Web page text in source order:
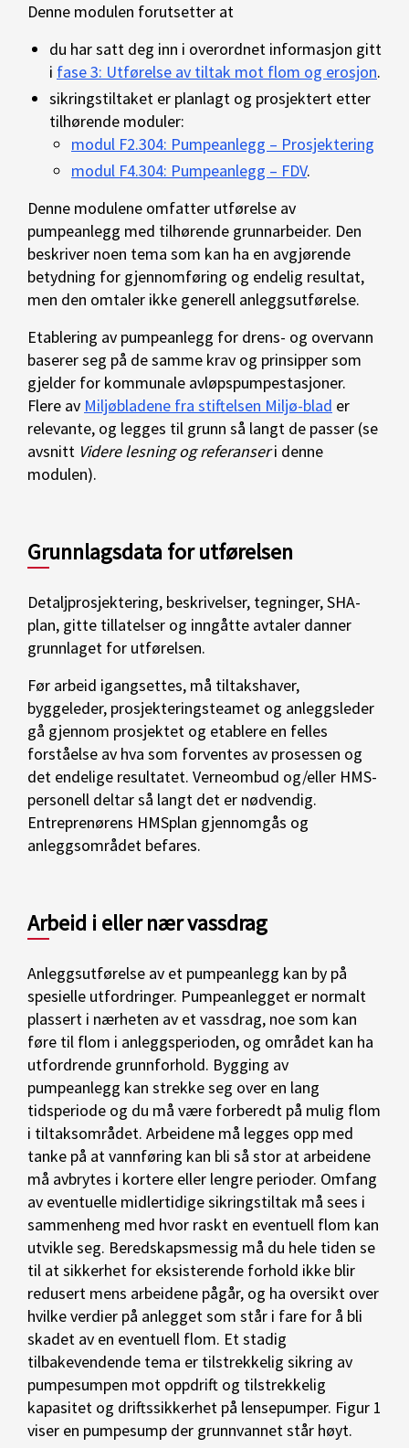
Denne modulen forutsetter at
du har satt deg inn i overordnet informasjon gitt
i fase 3: Utførelse av tiltak mot flom og erosjon.
sikringstiltaket er planlagt og prosjektert etter
tilhørende moduler:
modul F2.304: Pumpeanlegg – Prosjektering
modul F4.304: Pumpeanlegg – FDV.
Denne modulene omfatter utførelse av
pumpeanlegg med tilhørende grunnarbeider. Den
beskriver noen tema som kan ha en avgjørende
betydning for gjennomføring og endelig resultat,
men den omtaler ikke generell anleggsutførelse.
Etablering av pumpeanlegg for drens- og overvann
baserer seg på de samme krav og prinsipper som
gjelder for kommunale avløpspumpestasjoner.
Flere av Miljøbladene fra stiftelsen Miljø-blad er
relevante, og legges til grunn så langt de passer (se
avsnitt Videre lesning og referanseri denne
modulen).
Grunnlagsdata for utførelsen
Detaljprosjektering, beskrivelser, tegninger, SHA-
plan, gitte tillatelser og inngåtte avtaler danner
grunnlaget for utførelsen.
Før arbeid igangsettes, må tiltakshaver,
byggeleder, prosjekteringsteamet og anleggsleder
gå gjennom prosjektet og etablere en felles
forståelse av hva som forventes av prosessen og
det endelige resultatet. Verneombud og/eller HMS-
personell deltar så langt det er nødvendig.
Entreprenørens HMSplan gjennomgås og
anleggsområdet befares.
Arbeid i eller nær vassdrag
Anleggsutførelse av et pumpeanlegg kan by på
spesielle utfordringer. Pumpeanlegget er normalt
plassert i nærheten av et vassdrag, noe som kan
føre til flom i anleggsperioden, og området kan ha
utfordrende grunnforhold. Bygging av
pumpeanlegg kan strekke seg over en lang
tidsperiode og du må være forberedt på mulig flom
i tiltaksområdet. Arbeidene må legges opp med
tanke på at vannføring kan bli så stor at arbeidene
må avbrytes i kortere eller lengre perioder. Omfang
av eventuelle midlertidige sikringstiltak må sees i
sammenheng med hvor raskt en eventuell flom kan
utvikle seg. Beredskapsmessig må du hele tiden se
til at sikkerhet for eksisterende forhold ikke blir
redusert mens arbeidene pågår, og ha oversikt over
hvilke verdier på anlegget som står i fare for å bli
skadet av en eventuell flom. Et stadig
tilbakevendende tema er tilstrekkelig sikring av
pumpesumpen mot oppdrift og tilstrekkelig
kapasitet og driftssikkerhet på lensepumper. Figur 1
viser en pumpesump der grunnvannet står høyt.